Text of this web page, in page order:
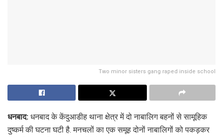
Two minor sisters gang raped inside school
धनबाद: धनबाद के केंदुआडीह थाना क्षेत्र में दो नाबालिग बहनों से सामूहिक
दुष्कर्म की घटना घटी है. मनचलों का एक समूह दोनों नाबालिगों को पकड़कर